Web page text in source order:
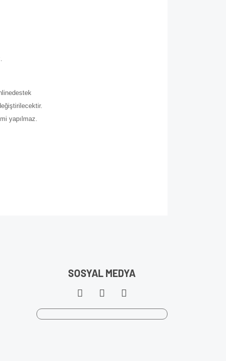
destek
yapılmaz.
SOSYAL MEDYA